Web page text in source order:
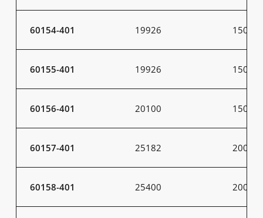
60154-401 19926 150
60155-401 19926 150
60156-401 20100 150
60157-401 25182 200
60158-401 25400 200